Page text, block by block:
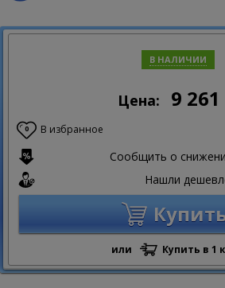
В НАЛИЧИИ
Цена: 9 261
0 В избранное
Сообщить о
Нашли
или Купить в 1